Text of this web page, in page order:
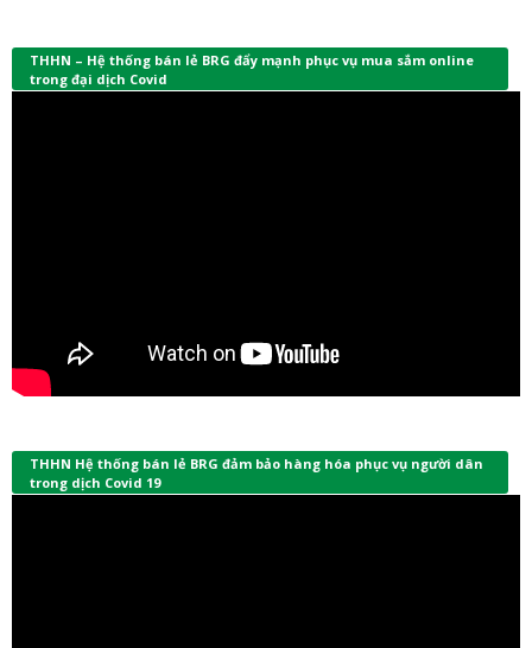
THHN – Hệ thống bán lẻ BRG đẩy mạnh phục vụ mua sắm online
trong đại dịch Covid
THHN Hệ thống bán lẻ BRG đảm bảo hàng hóa phục vụ người dân
trong dịch Covid 19